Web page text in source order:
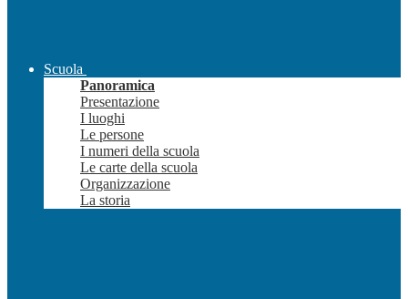
Scuola
Panoramica
Presentazione
I luoghi
Le persone
I numeri della scuola
Le carte della scuola
Organizzazione
La storia